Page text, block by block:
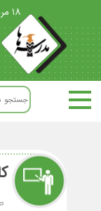
18 مرداد ماه 1405